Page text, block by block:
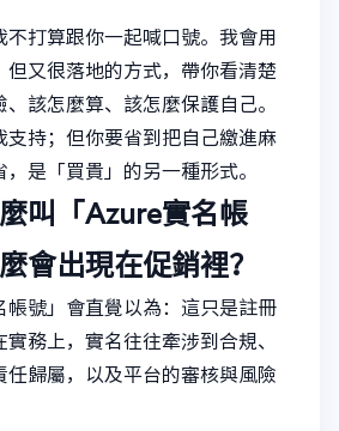
不打算跟你一起喊口號。我會用
但又很落地的方式，帶你看清楚
該怎麼算、該怎麼保護自己。
支持；但你要省到把自己繳進麻
是「買貴」的另一種形式。
叫「Azure實名帳
會出現在促銷裡？
帳號」會直覺以為：這只是註冊
務上，實名往往牽涉到合規、
任歸屬，以及平台的審核與風險